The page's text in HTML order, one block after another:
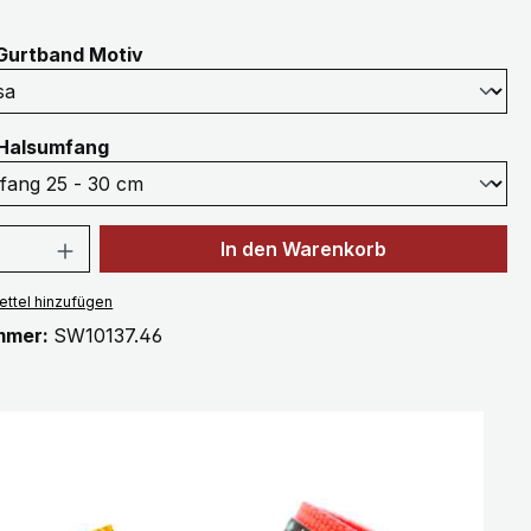
Motivauswählen
auswählen
Anzahl: Gib den gewünschten Wert
In den Warenkorb
hinzufügen
SW10137.46